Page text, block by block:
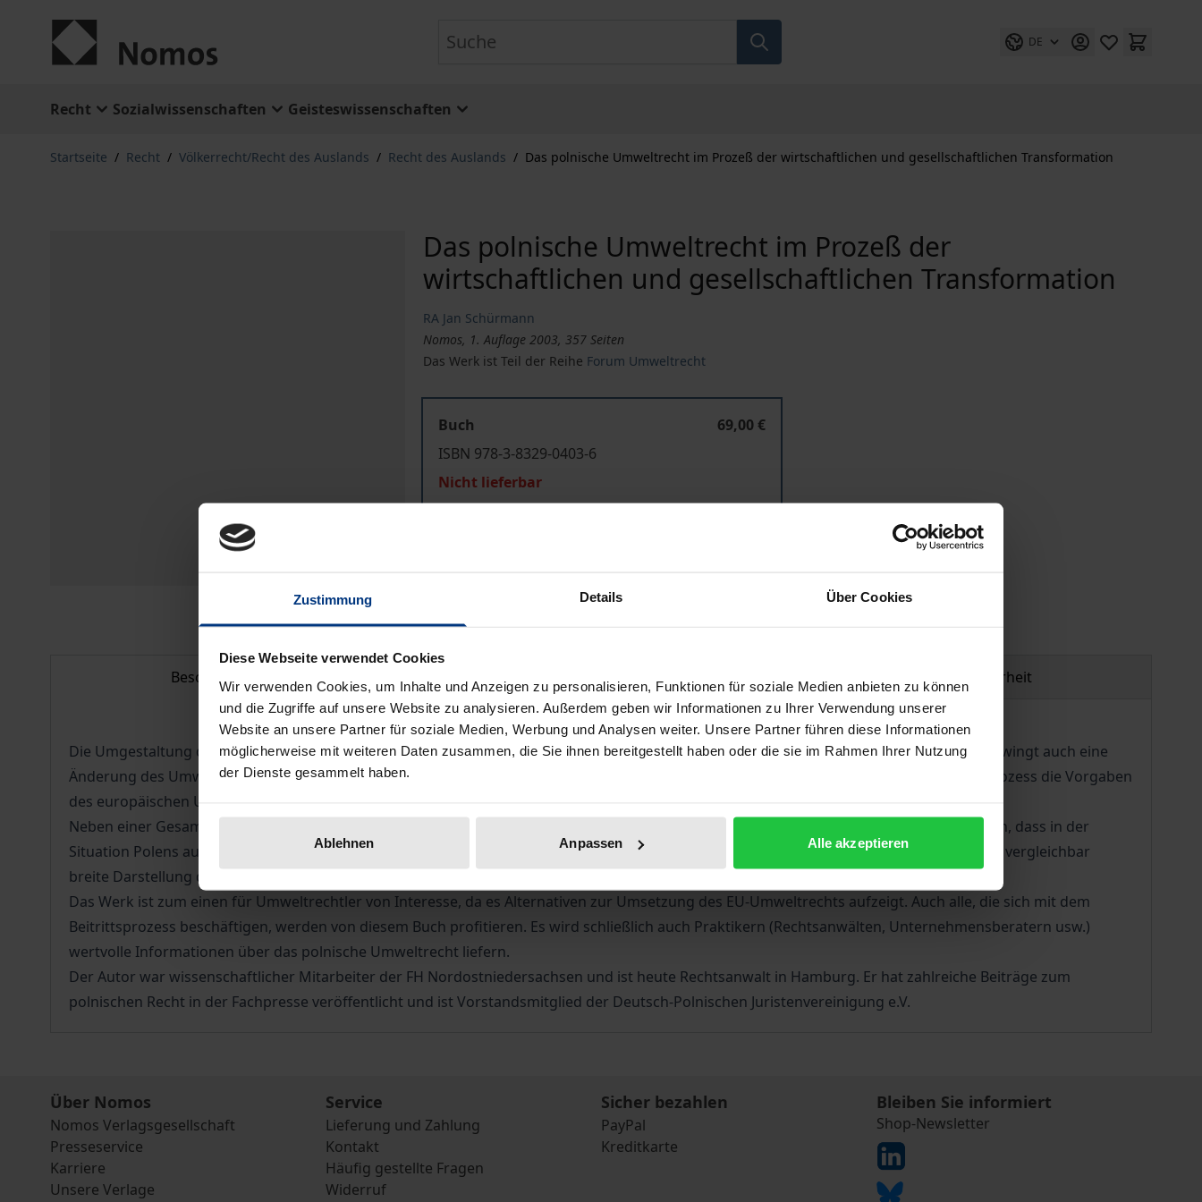
Zustimmung Details Über Cookies
Diese Webseite verwendet Cookies
Wir verwenden Cookies, um Inhalte und Anzeigen zu personalisieren, Funktionen für soziale Medien anbieten zu können
und die Zugriffe auf unsere Website zu analysieren. Außerdem geben wir Informationen zu Ihrer Verwendung unserer
Website an unsere Partner für soziale Medien, Werbung und Analysen weiter. Unsere Partner führen diese Informationen
möglicherweise mit weiteren Daten zusammen, die Sie ihnen bereitgestellt haben oder die sie im Rahmen Ihrer Nutzung
der Dienste gesammelt haben.
Ablehnen Anpassen Alle akzeptieren
DE
Recht Sozialwissenschaften Geisteswissenschaften
Startseite / Recht / Völkerrecht/Recht des Auslands / Recht des Auslands / Das polnische Umweltrecht im Prozeß der wirtschaftlichen und gesellschaftlichen Transformation
Das polnische Umweltrecht im Prozeß der
wirtschaftlichen und gesellschaftlichen Transformation
RA Jan Schürmann
Nomos, 1. Auflage 2003, 357 Seiten
Das Werk ist Teil der Reihe Forum Umweltrecht
Buch
69,00 €
ISBN 978-3-8329-0403-6
Nicht lieferbar
Beschreibung Bibliografische Angaben Produktsicherheit
Die Umgestaltung des politischen und wirtschaftlichen Systems Polens hin zur Marktwirtschaft und zum demokratischen Rechtsstaat erzwingt auch eine
Änderung des Umweltrechts, welches auf eine längere Tradition zurückblicken kann. Dies eröffnet die Möglichkeit, im Transformationsprozess die Vorgaben
des europäischen Umweltrechts von Anfang an mit zu berücksichtigen.
Neben einer Gesamtdarstellung des Umweltrechts werden die Instrumente des polnischen Umweltrechts kritisch bewertet. Hier zeigt sich, dass in der
Situation Polens auch gewinnbringend Instrumente eingesetzt werden, welche im deutschen Umweltrecht keine große Rolle spielen. Eine vergleichbar
breite Darstellung des polnischen Umweltrechts gab es bislang noch nicht.
Das Werk ist zum einen für Umweltrechtler von Interesse, da es Alternativen zur Umsetzung des EU-Umweltrechts aufzeigt. Auch alle, die sich mit dem
Beitrittsprozess beschäftigen, werden von diesem Buch profitieren. Es wird schließlich auch Praktikern (Rechtsanwälten, Unternehmensberatern usw.)
wertvolle Informationen über das polnische Umweltrecht liefern.
Der Autor war wissenschaftlicher Mitarbeiter der FH Nordostniedersachsen und ist heute Rechtsanwalt in Hamburg. Er hat zahlreiche Beiträge zum
polnischen Recht in der Fachpresse veröffentlicht und ist Vorstandsmitglied der Deutsch-Polnischen Juristenvereinigung e.V.
Über Nomos
Nomos Verlagsgesellschaft
Presseservice
Karriere
Unsere Verlage
Service
Lieferung und Zahlung
Kontakt
Häufig gestellte Fragen
Widerruf
Sicher bezahlen
PayPal
Kreditkarte
Bleiben Sie informiert
Shop-Newsletter